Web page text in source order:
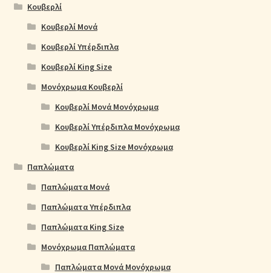
Κουβερλί
Κουβερλί Μονά
Κουβερλί Υπέρδιπλα
Κουβερλί King Size
Μονόχρωμα Κουβερλί
Κουβερλί Μονά Μονόχρωμα
Κουβερλί Υπέρδιπλα Μονόχρωμα
Κουβερλί King Size Μονόχρωμα
Παπλώματα
Παπλώματα Μονά
Παπλώματα Υπέρδιπλα
Παπλώματα King Size
Μονόχρωμα Παπλώματα
Παπλώματα Μονά Μονόχρωμα